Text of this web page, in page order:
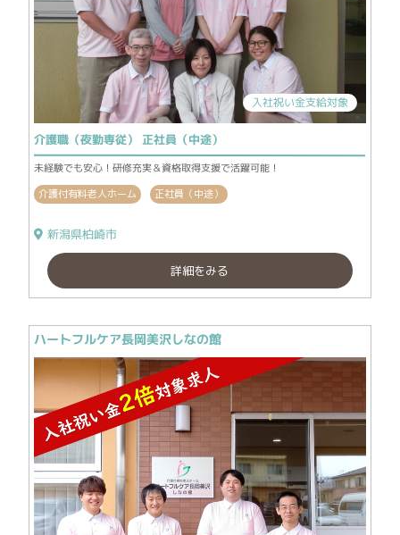
入社祝い金支給対象
介護職（夜勤専従） 正社員（中途）
未経験でも安心！研修充実＆資格取得支援で活躍可能！
介護付有料老人ホーム 正社員（中途）
新潟県柏崎市
詳細をみる
ハートフルケア長岡美沢しなの館